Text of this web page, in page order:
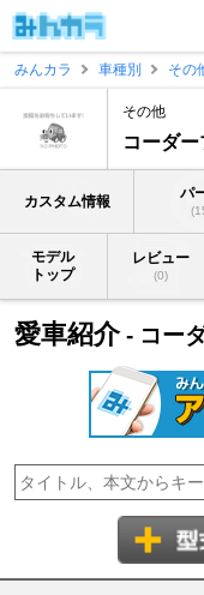
みんカラ
車種別 その
その他
コーダ
カスタム情報 パ
モデル
トップ
レビュー
(0)
愛車紹介- コー